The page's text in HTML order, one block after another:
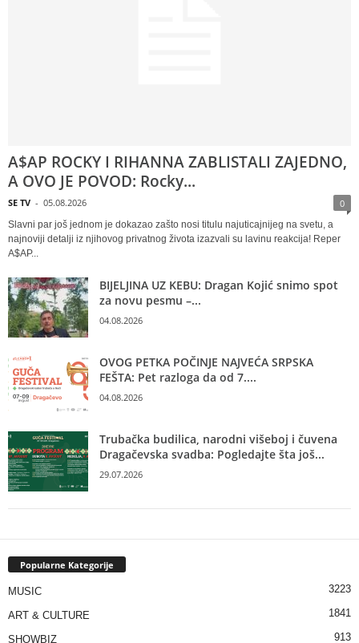
A$AP ROCKY I RIHANNA ZABLISTALI ZAJEDNO,
A OVO JE POVOD: Rocky...
SE TV - 05.08.2026 0
Slavni par još jednom je dokazao zašto nosi titulu najuticajnijeg na svetu, a
najnoviji detalji iz njihovog privatnog života izazvali su lavinu reakcija! Reper
A$AP...
BIJELJINA UZ KEBU: Dragan Kojić snimo spot
za novu pesmu –...
04.08.2026
OVOG PETKA POČINJE NAJVEĆA SRPSKA
FEŠTA: Pet razloga da od 7....
04.08.2026
Trubačka budilica, narodni višeboj i čuvena
Dragačevska svadba: Pogledajte šta još...
29.07.2026
Popularne Kategorije
MUSIC 3223
ART & CULTURE 1841
SHOWBIZ 913